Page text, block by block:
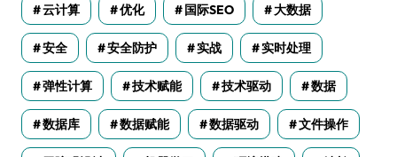
云计算 优化 国际SEO 大数据
安全 安全防护 实战 实时处理
弹性计算 技术赋能 技术驱动 数据
数据库 数据赋能 数据驱动 文件操作